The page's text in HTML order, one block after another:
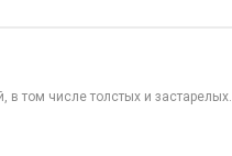
том числе толстых и застарелых.